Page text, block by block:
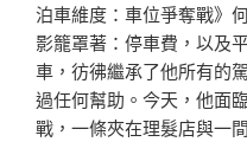
泊車維度：車位爭奪戰》
影籠罩著：停車費，以及
車，彷彿繼承了他所有的
過任何幫助。今天，他面
戰，一條夾在理髮店與一